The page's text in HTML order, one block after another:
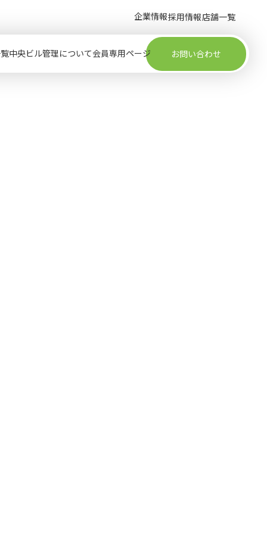
企業情報採用情報店舗一覧
中央ビル管理について会員専用ページ お問い合わせ